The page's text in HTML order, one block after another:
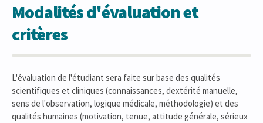
Modalités d'évaluation et
critères
L'évaluation de l'étudiant sera faite sur base des qualités
scientifiques et cliniques (connaissances, dextérité manuelle,
sens de l'observation, logique médicale, méthodologie) et des
qualités humaines (motivation, tenue, attitude générale, sérieux